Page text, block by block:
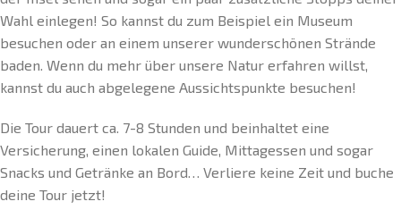
Wahl einlegen! So kannst du zum Beispiel ein Museum
besuchen oder an einem unserer wunderschönen Strände
baden. Wenn du mehr über unsere Natur erfahren willst,
kannst du auch abgelegene Aussichtspunkte besuchen!
Die Tour dauert ca. 7-8 Stunden und beinhaltet eine
Versicherung, einen lokalen Guide, Mittagessen und sogar
Snacks und Getränke an Bord… Verliere keine Zeit und buche
deine Tour jetzt!